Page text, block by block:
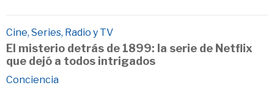
Cine, Series, Radio y TV
El misterio detrás de 1899: la serie de Netflix
que dejó a todos intrigados
Conciencia